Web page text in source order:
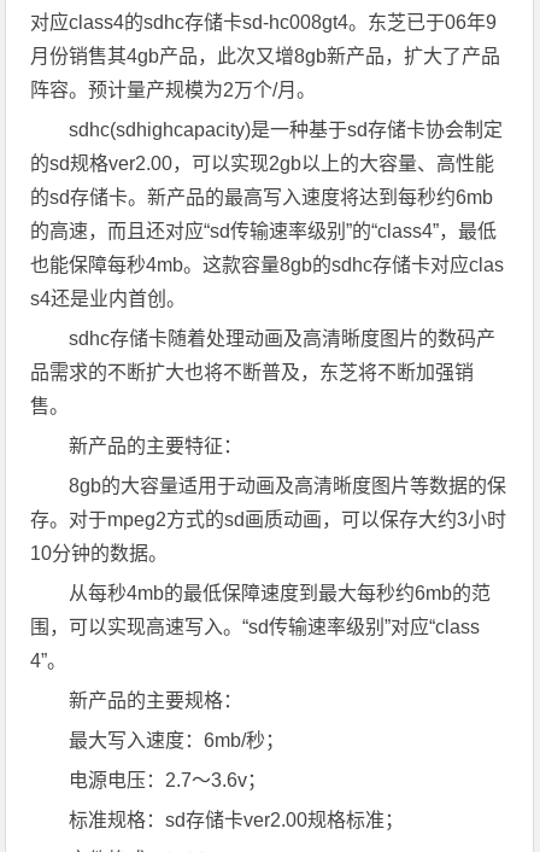
对应class4的sdhc存储卡sd-hc008gt4。东芝已于06年9
月份销售其4gb产品，此次又增8gb新产品，扩大了产品
阵容。预计量产规模为2万个/月。
sdhc(sdhighcapacity)是一种基于sd存储卡协会制定
的sd规格ver2.00，可以实现2gb以上的大容量、高性能
的sd存储卡。新产品的最高写入速度将达到每秒约6mb
的高速，而且还对应“sd传输速率级别”的“class4”，最低
也能保障每秒4mb。这款容量8gb的sdhc存储卡对应clas
s4还是业内首创。
sdhc存储卡随着处理动画及高清晰度图片的数码产
品需求的不断扩大也将不断普及，东芝将不断加强销
售。
新产品的主要特征：
8gb的大容量适用于动画及高清晰度图片等数据的保
存。对于mpeg2方式的sd画质动画，可以保存大约3小时
10分钟的数据。
从每秒4mb的最低保障速度到最大每秒约6mb的范
围，可以实现高速写入。“sd传输速率级别”对应“class
4”。
新产品的主要规格：
最大写入速度：6mb/秒；
电源电压：2.7～3.6v；
标准规格：sd存储卡ver2.00规格标准；